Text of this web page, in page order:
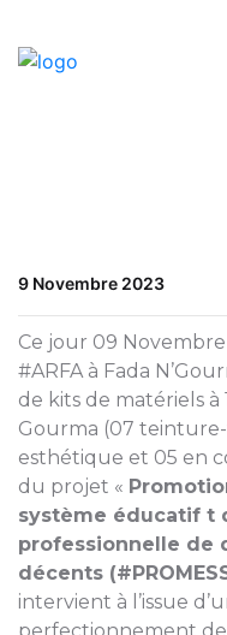
9 Novembre 2023
Ce jour 09
#ARFA à Fada
de kits de matériels à
Gourma (07
esthétique et 05 en
du projet «
système éducatif t
professionnelle de
décents
intervient à l’issue
perfectionnement